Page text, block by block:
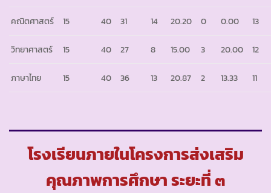
คณิตศาสตร์ 15 40 31 14 20.20 0 0.00 13
วิทยาศาสตร์ 15 40 27 8 15.00 3 20.00 12
ภาษาไทย 15 40 36 13 20.87 2 13.33 11
โรงเรียนภายในโครงการส่งเสริม
คุณภาพการศึกษา ระยะที่ ๓